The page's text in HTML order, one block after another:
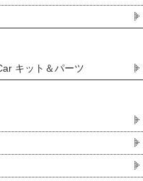
キット＆パーツ